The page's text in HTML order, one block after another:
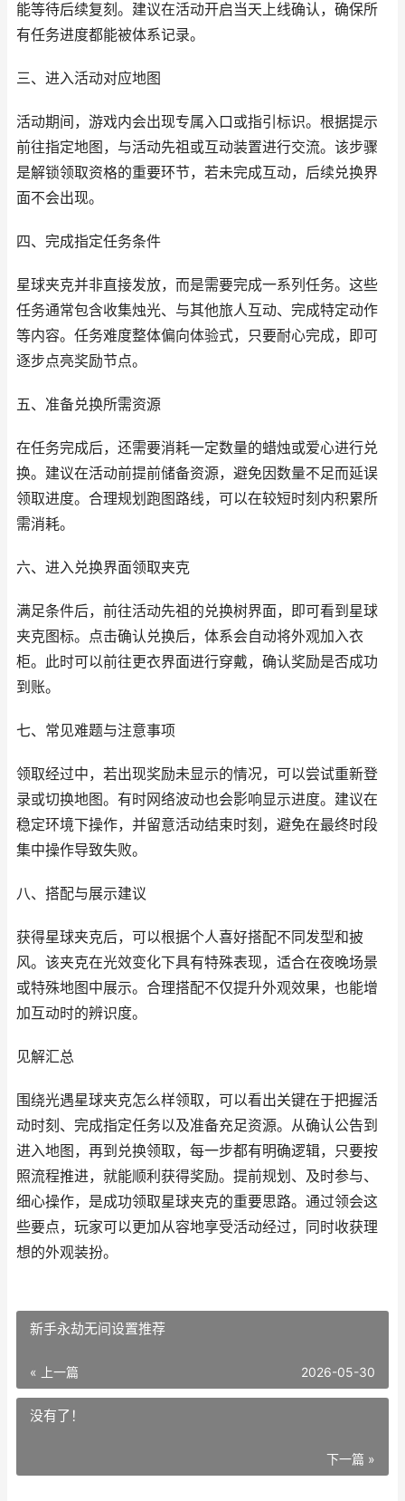
能等待后续复刻。建议在活动开启当天上线确认，确保所
有任务进度都能被体系记录。
三、进入活动对应地图
活动期间，游戏内会出现专属入口或指引标识。根据提示
前往指定地图，与活动先祖或互动装置进行交流。该步骤
是解锁领取资格的重要环节，若未完成互动，后续兑换界
面不会出现。
四、完成指定任务条件
星球夹克并非直接发放，而是需要完成一系列任务。这些
任务通常包含收集烛光、与其他旅人互动、完成特定动作
等内容。任务难度整体偏向体验式，只要耐心完成，即可
逐步点亮奖励节点。
五、准备兑换所需资源
在任务完成后，还需要消耗一定数量的蜡烛或爱心进行兑
换。建议在活动前提前储备资源，避免因数量不足而延误
领取进度。合理规划跑图路线，可以在较短时刻内积累所
需消耗。
六、进入兑换界面领取夹克
满足条件后，前往活动先祖的兑换树界面，即可看到星球
夹克图标。点击确认兑换后，体系会自动将外观加入衣
柜。此时可以前往更衣界面进行穿戴，确认奖励是否成功
到账。
七、常见难题与注意事项
领取经过中，若出现奖励未显示的情况，可以尝试重新登
录或切换地图。有时网络波动也会影响显示进度。建议在
稳定环境下操作，并留意活动结束时刻，避免在最终时段
集中操作导致失败。
八、搭配与展示建议
获得星球夹克后，可以根据个人喜好搭配不同发型和披
风。该夹克在光效变化下具有特殊表现，适合在夜晚场景
或特殊地图中展示。合理搭配不仅提升外观效果，也能增
加互动时的辨识度。
见解汇总
围绕光遇星球夹克怎么样领取，可以看出关键在于把握活
动时刻、完成指定任务以及准备充足资源。从确认公告到
进入地图，再到兑换领取，每一步都有明确逻辑，只要按
照流程推进，就能顺利获得奖励。提前规划、及时参与、
细心操作，是成功领取星球夹克的重要思路。通过领会这
些要点，玩家可以更加从容地享受活动经过，同时收获理
想的外观装扮。
新手永劫无间设置推荐
« 上一篇 2026-05-30
没有了！
下一篇 »